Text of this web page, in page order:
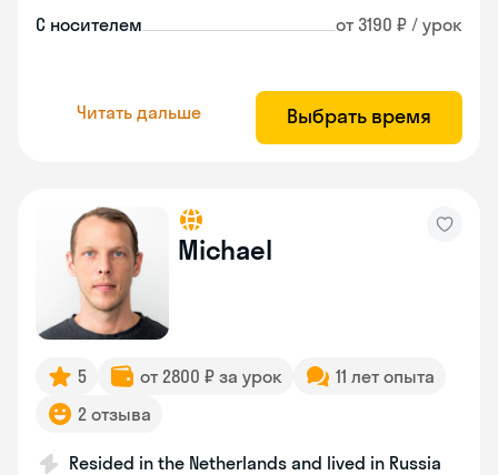
С носителем от 3190 ₽ / урок
Читать дальше Выбрать время
Michael
5 от 2800 ₽ за урок
11 лет опыта
2 отзыва
Resided in the Netherlands and lived in Russia